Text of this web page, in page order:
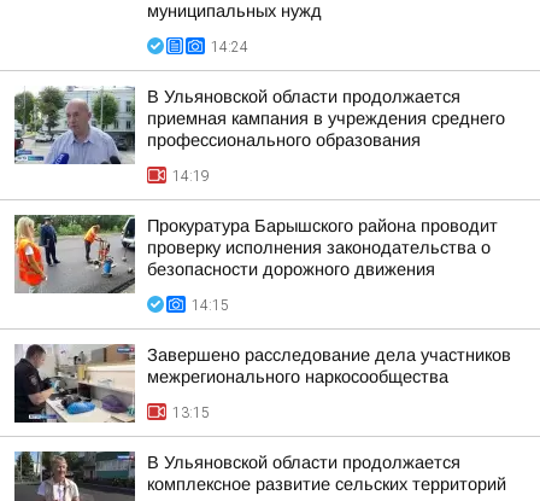
муниципальных нужд
14:24
В Ульяновской области продолжается
приемная кампания в учреждения среднего
профессионального образования
14:19
Прокуратура Барышского района проводит
проверку исполнения законодательства о
безопасности дорожного движения
14:15
Завершено расследование дела участников
межрегионального наркосообщества
13:15
В Ульяновской области продолжается
комплексное развитие сельских территорий